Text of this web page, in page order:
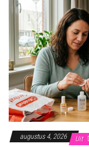
augustus 4, 2026 Uit